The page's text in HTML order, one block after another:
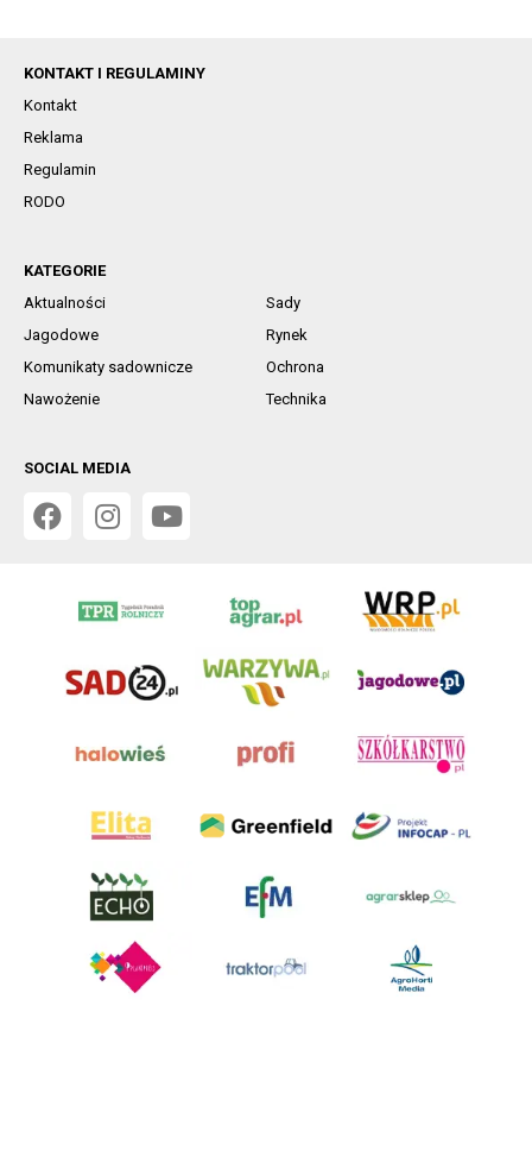
KONTAKT I REGULAMINY
Kontakt
Reklama
Regulamin
RODO
KATEGORIE
Aktualności
Sady
Jagodowe
Rynek
Komunikaty sadownicze
Ochrona
Nawożenie
Technika
SOCIAL MEDIA